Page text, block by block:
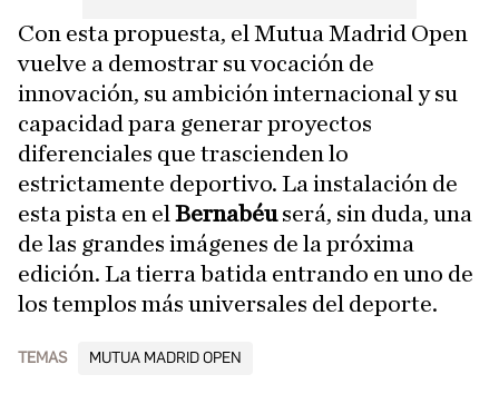
Con esta propuesta, el Mutua Madrid Open
vuelve a demostrar su vocación de
innovación, su ambición internacional y su
capacidad para generar proyectos
diferenciales que trascienden lo
estrictamente deportivo. La instalación de
esta pista en el Bernabéuserá, sin duda, una
de las grandes imágenes de la próxima
edición. La tierra batida entrando en uno de
los templos más universales del deporte.
TEMAS MUTUA MADRID OPEN